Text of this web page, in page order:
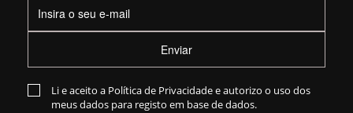
Enviar
Li e aceito a Política de Privacidadee autorizo o uso dos
meus dados para registo em base de dados.